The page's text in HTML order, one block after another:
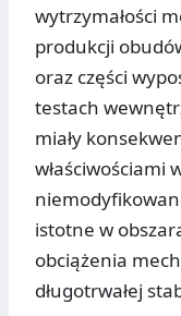
wytrzymałości
produkcji
oraz części
testach
miały
właściwościami
istotne w
obciążenia
długotrwałej